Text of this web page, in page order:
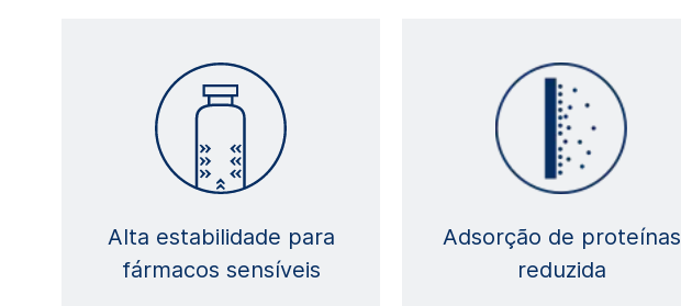
Alta estabilidade para
fármacos sensíveis
Adsorção de proteínas
reduzida